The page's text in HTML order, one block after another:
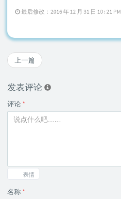
最后修改：2016 年 12 月 31 日 10 : 21 PM
上一篇
发表评论
评论 *
表情
名称 *